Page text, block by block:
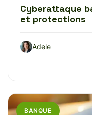
Cyberattaque
et protections
Adele
BANQUE